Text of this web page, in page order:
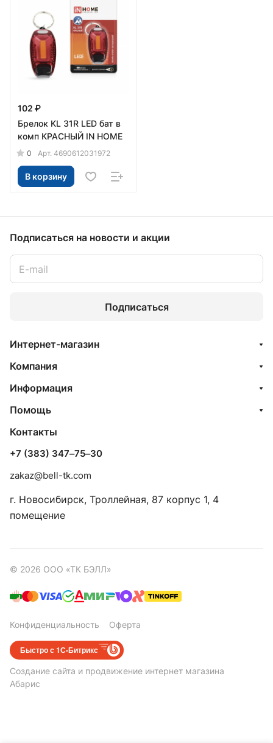
102 ₽
Брелок KL 31R LED бат в
комп КРАСНЫЙ IN HOME
0 Арт. 4690612031972
В корзину
Подписаться на новости и акции
Подписаться
Интернет-магазин
Компания
Информация
Помощь
Контакты
+7 (383) 347‒75‒30
zakaz@bell-tk.com
г. Новосибирск, ​Троллейная, 87 корпус 1, 4
помещение
© 2026 ООО «ТК БЭЛЛ»
Конфиденциальность Оферта
Быстро с 1С-Битрикс
Создание сайта и продвижение интернет магазина
Абарис